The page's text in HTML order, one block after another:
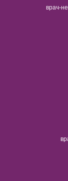
врач-